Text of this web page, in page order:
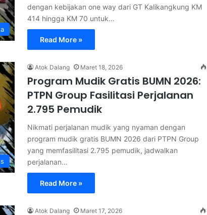
dengan kebijakan one way dari GT Kalikangkung KM
414 hingga KM 70 untuk…
Read More »
Atok Dalang Maret 18, 2026
Program Mudik Gratis BUMN 2026:
PTPN Group Fasilitasi Perjalanan
2.795 Pemudik
Nikmati perjalanan mudik yang nyaman dengan
program mudik gratis BUMN 2026 dari PTPN Group
yang memfasilitasi 2.795 pemudik, jadwalkan
perjalanan…
Read More »
Atok Dalang Maret 17, 2026